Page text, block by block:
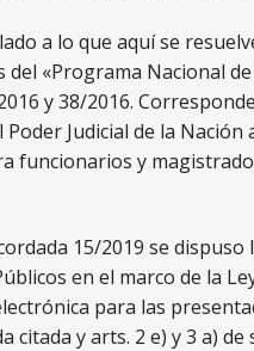
a lo que aquí se
«Programa Nacional
y 38/2016.
Judicial de la
funcionarios y
15/2019 se
en el marco de la
para las
citada y arts. 2 e) y 3 a)